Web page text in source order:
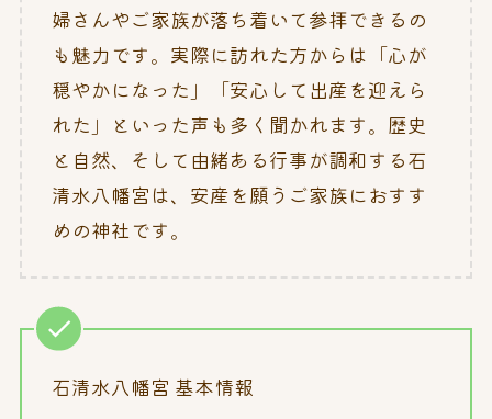
婦さんやご家族が落ち着いて参拝できるの
も魅力です。実際に訪れた方からは「心が
穏やかになった」「安心して出産を迎えら
れた」といった声も多く聞かれます。歴史
と自然、そして由緒ある行事が調和する石
清水八幡宮は、安産を願うご家族におすす
めの神社です。
石清水八幡宮 基本情報